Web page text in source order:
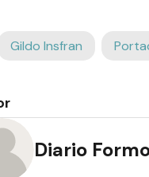
Gildo Insfran
Diario